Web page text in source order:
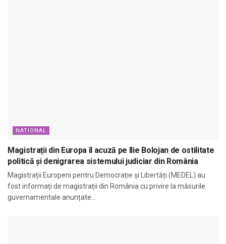
NATIONAL
Magistrații din Europa îl acuză pe Ilie Bolojan de ostilitate
politică și denigrarea sistemului judiciar din România
Magistrații Europeni pentru Democrație și Libertăți (MEDEL) au
fost informați de magistrații din România cu privire la măsurile
guvernamentale anunțate...